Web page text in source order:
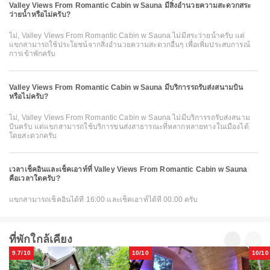
Valley Views From Romantic Cabin w Sauna มีสิ่งอำนวยความสะดวกสระ
ว่ายน้ำหรือไม่ครับ?
ไม่, Valley Views From Romantic Cabin w Sauna ไม่มีสระว่ายน้ำครับ แต่
แขกสามารถใช้ประโยชน์จากสิ่งอำนวยความสะดวกอื่นๆ เพื่อเพิ่มประสบการณ์
การเข้าพักครับ
Valley Views From Romantic Cabin w Sauna มีบริการรถรับส่งสนามบิน
หรือไม่ครับ?
ไม่, Valley Views From Romantic Cabin w Sauna ไม่มีบริการรถรับส่งสนาม
บินครับ แต่แขกสามารถใช้บริการขนส่งสาธารณะที่หลากหลายทางในเมืองได้
โดยสะดวกครับ
เวลาเช็คอินและเช็คเอาท์ที่ Valley Views From Romantic Cabin w Sauna
คือเวลาใดครับ?
แขกสามารถเช็คอินได้ที่ 16:00 และเช็คเอาท์ได้ที่ 00:00 ครับ
ที่พักใกล้เคียง
9.7/10 10/10 10/10